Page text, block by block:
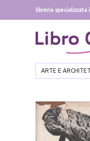
libreria
ARTE E